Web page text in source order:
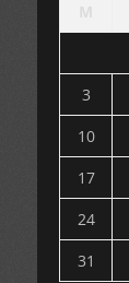
3
10
17
24
31